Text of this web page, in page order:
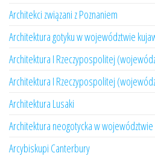
Architekci związani z Poznaniem
Architektura gotyku w województwie
Architektura I Rzeczypospolitej
Architektura I Rzeczypospolitej
Architektura Lusaki
Architektura neogotycka w
Arcybiskupi Canterbury